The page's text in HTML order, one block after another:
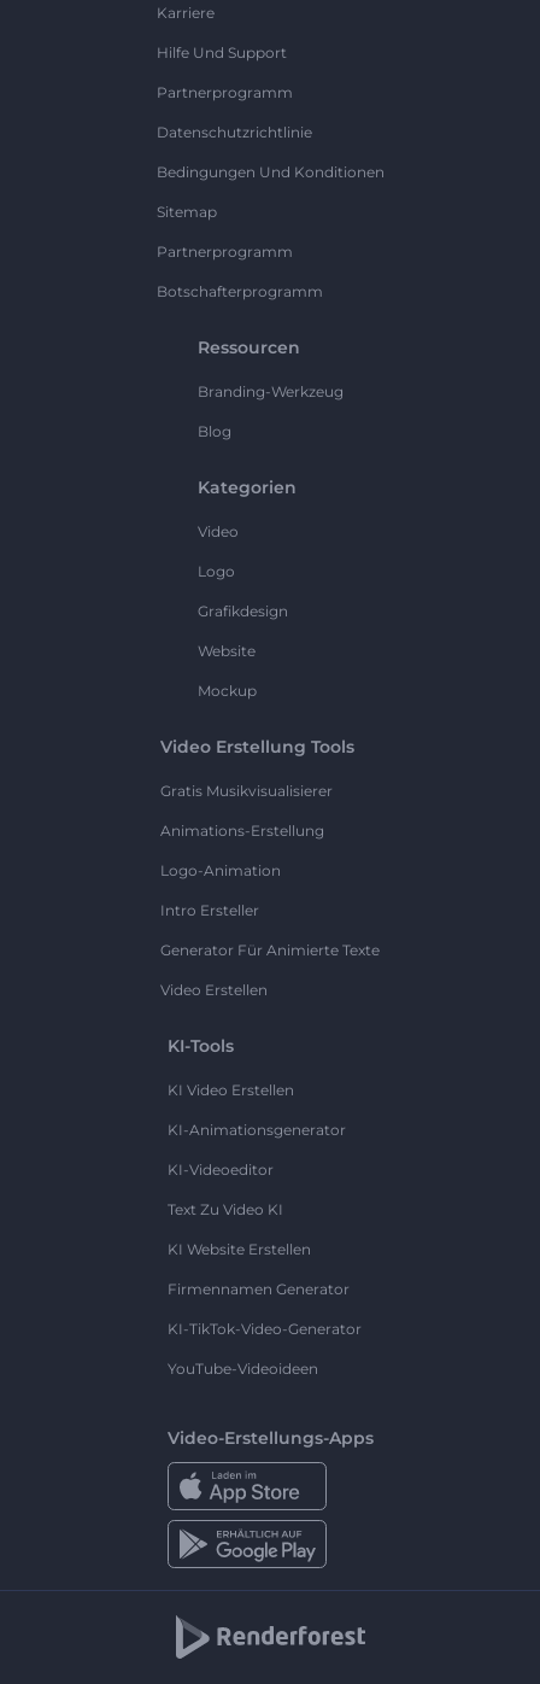
Karriere
Hilfe Und Support
Partnerprogramm
Datenschutzrichtlinie
Bedingungen Und Konditionen
Sitemap
Partnerprogramm
Botschafterprogramm
Ressourcen
Branding-Werkzeug
Blog
Kategorien
Video
Logo
Grafikdesign
Website
Mockup
Video Erstellung Tools
Gratis Musikvisualisierer
Animations-Erstellung
Logo-Animation
Intro Ersteller
Generator Für Animierte Texte
Video Erstellen
KI-Tools
KI Video Erstellen
KI-Animationsgenerator
KI-Videoeditor
Text Zu Video KI
KI Website Erstellen
Firmennamen Generator
KI-TikTok-Video-Generator
YouTube-Videoideen
Video-Erstellungs-Apps